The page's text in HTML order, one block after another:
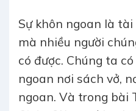
Sự khôn ngoan là
mà nhiều người
có được. Chúng ta
ngoan nơi sách vở,
ngoan. Và trong bài